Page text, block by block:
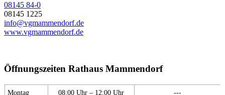
08145 84-0
08145 1225
info@vgmammendorf.de
www.vgmammendorf.de
Öffnungszeiten Rathaus Mammendorf
Montag 08:00 Uhr – 12:00 Uhr ---